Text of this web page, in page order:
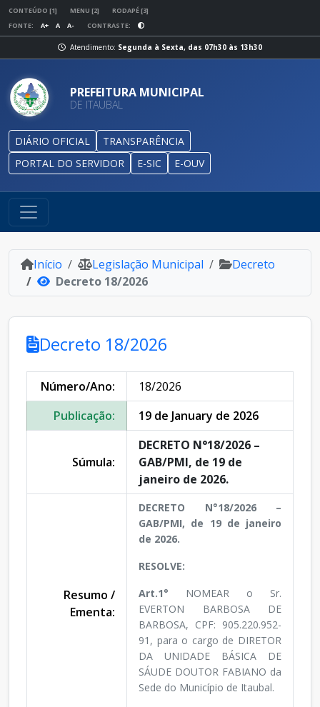
CONTEÚDO [1] MENU [2]
RODAPÉ [3]
FONTE:
A+ A A- CONTRASTE:
Atendimento: Segunda à Sexta, das 07h30 às 13h30
PREFEITURA MUNICIPAL
DE ITAUBAL
DIÁRIO OFICIAL
TRANSPARÊNCIA
PORTAL DO SERVIDOR
E-SIC E-OUV
Início Legislação Municipal
Decreto
Decreto 18/2026
Decreto 18/2026
Número/Ano:
18/2026
Publicação:
19 de January de 2026
Súmula:
DECRETO N°18/2026 –
GAB/PMI, de 19 de
janeiro de 2026.
Resumo /
Ementa:
DECRETO N°18/2026 –
GAB/PMI, de 19 de janeiro
de 2026.
RESOLVE:
Art.1° NOMEAR o Sr.
EVERTON BARBOSA DE
BARBOSA, CPF: 905.220.952-
91, para o cargo de DIRETOR
DA UNIDADE BÁSICA DE
SÁUDE DOUTOR FABIANO da
Sede do Município de Itaubal.